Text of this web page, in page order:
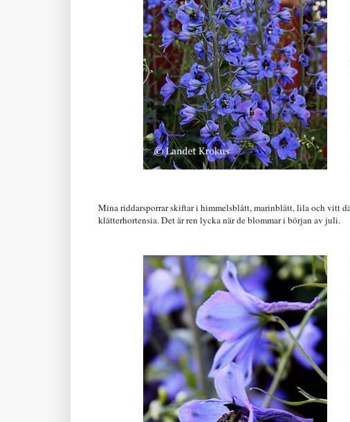
Mina riddarsporrar skiftar i himmelsblått, marinblått, lila och vitt
klätterhortensia. Det är ren lycka när de blommar i början av juli.